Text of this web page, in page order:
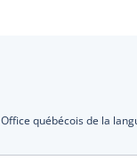
Office québécois de la